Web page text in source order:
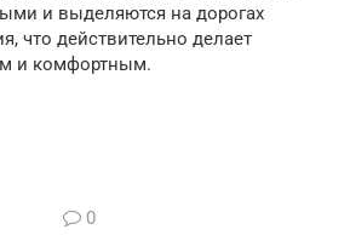
и выделяются на дорогах
что действительно делает
и комфортным.
0